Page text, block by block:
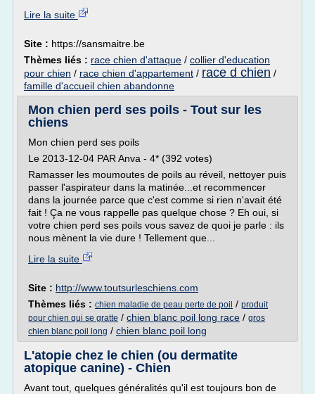
Lire la suite
Site : https://sansmaitre.be
Thèmes liés : race chien d'attaque / collier d'education
pour chien / race chien d'appartement / race d chien /
famille d'accueil chien abandonne
Mon chien perd ses poils - Tout sur les
chiens
Mon chien perd ses poils
Le 2013-12-04 PAR Anva - 4* (392 votes)
Ramasser les moumoutes de poils au réveil, nettoyer puis
passer l'aspirateur dans la matinée...et recommencer
dans la journée parce que c'est comme si rien n'avait été
fait ! Ça ne vous rappelle pas quelque chose ? Eh oui, si
votre chien perd ses poils vous savez de quoi je parle : ils
nous mènent la vie dure ! Tellement que...
Lire la suite
Site : http://www.toutsurleschiens.com
Thèmes liés : chien maladie de peau perte de poil / produit
pour chien qui se gratte / chien blanc poil long race / gros
chien blanc poil long / chien blanc poil long
L'atopie chez le chien (ou dermatite
atopique canine) - Chien
Avant tout, quelques généralités qu'il est toujours bon de